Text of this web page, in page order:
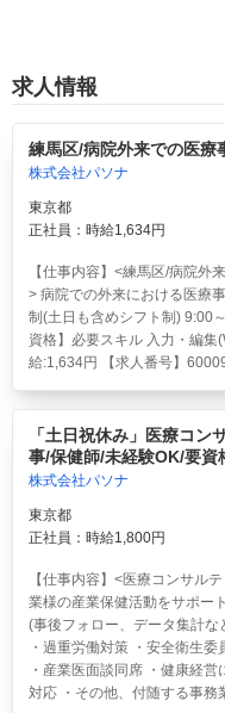
求人情報
練馬区/病院外来での医療
株式会社パソナ
東京都
正社員：時給1,634円
【仕事内容】<練馬区/病院外
> 病院での外来における医療
制(土日も含めシフト制) 9:00
資格】必要スキル 入力・編
給:1,634円 【求人番号】
「土日祝休み」医療コン
事/保健師/未経験OK/要資
株式会社パソナ
東京都
正社員：時給1,800円
【仕事内容】<医療コンサル
業様の産業保健活動をサポー
(事後フォロー、データ集計
・過重労働対策 ・安全衛生
・産業医面談同席 ・健康経
対応 ・その他、付随する事務